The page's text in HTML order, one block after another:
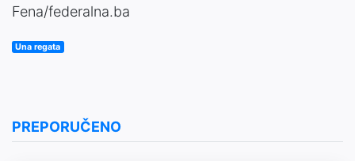
Fena/federalna.ba
Una regata
PREPORUČENO